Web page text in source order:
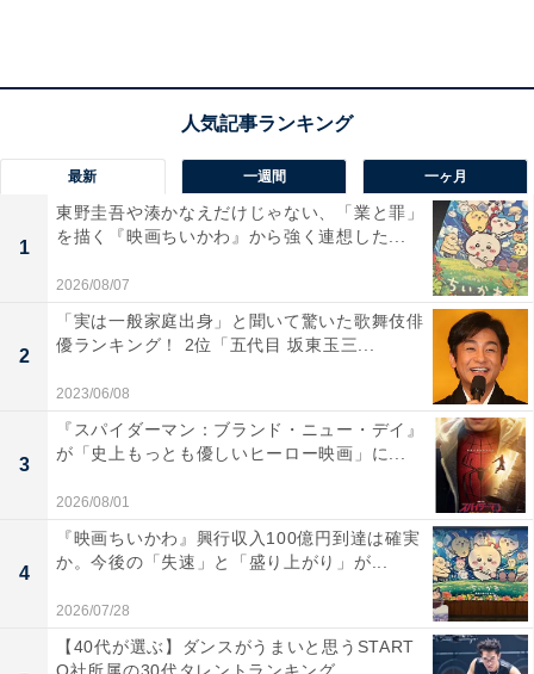
とも聞き知っていました。
虎松や警察がこころの所在を探す中、こころは加賀美に
連れられ、加賀美がかつて暮らしていた児童養護施設
へ。今はもう閉園している施設内を歩きながら、浮かび
あがる加賀美への疑いを払いたいこころ。「加賀美はい
つも私のこと助けてくれる…違うよね？」――しかし、
わざとこころのバッグから血のタブレットを抜き取って
いた加賀美は、体調を崩したこころに「血が足りな
い？」と問うと態度を豹変（ひょうへん）。「吸血鬼な
ら殺さないといけないよね。だって人間にとって害だか
ら」――。
こころを吸血鬼だと確信したのは、キスした時に血の味
がしたから。自分が連続殺人事件の犯人であると温度の
ない笑顔を見せる加賀美。アイスピックでこころに襲い
かかると、間一髪で現れた虎松が制止。揉み合いながら
最新 一週間 一ヶ月
1
東野圭吾や湊かなえだけじゃない、「業と罪」
を描く『映画ちいかわ』から強く連想した...
2026/08/07
2
「実は一般家庭出身」と聞いて驚いた歌舞伎俳
優ランキング！ 2位「五代目 坂東玉三...
2023/06/08
3
『スパイダーマン：ブランド・ニュー・デイ』
が「史上もっとも優しいヒーロー映画」に...
2026/08/01
4
『映画ちいかわ』興行収入100億円到達は確実
か。今後の「失速」と「盛り上がり」が...
2026/07/28
【40代が選ぶ】ダンスがうまいと思うSTART